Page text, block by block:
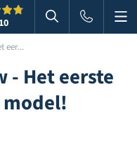
Zoeken in
eer...
- Het eerste
model!